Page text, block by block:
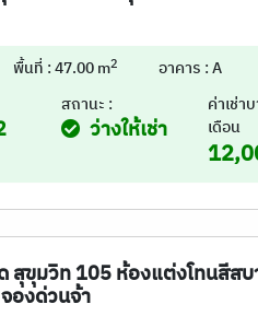
พื้นที่ : 47.00 m2 อาคาร : A
สถานะ :
ว่างให้เช่า
ค่าเช่า
เดือน
สุขุมวิท 105 ห้องแต่งโทนสีส
องด่วนจ้า